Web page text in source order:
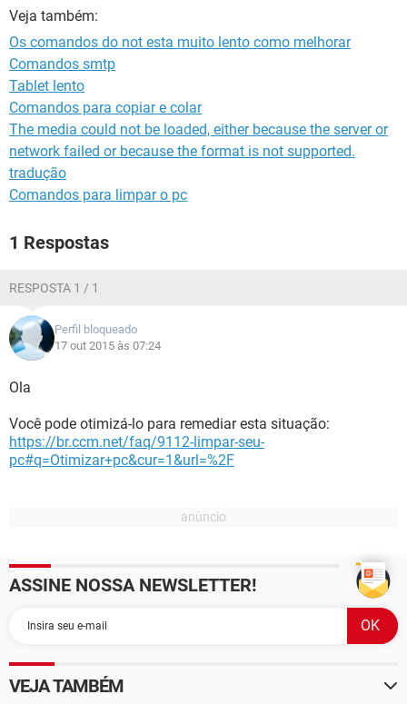
Veja também:
Os comandos do not esta muito lento como melhorar
Comandos smtp
Tablet lento
Comandos para copiar e colar
The media could not be loaded, either because the server or
network failed or because the format is not supported.
tradução
Comandos para limpar o pc
1 Respostas
RESPOSTA 1 / 1
Perfil bloqueado
17 out 2015 às 07:24
Ola
Você pode otimizá-lo para remediar esta situação:
https://br.ccm.net/faq/9112-limpar-seu-
pc#q=Otimizar+pc&cur=1&url=%2F
ASSINE NOSSA NEWSLETTER!
VEJA TAMBÉM